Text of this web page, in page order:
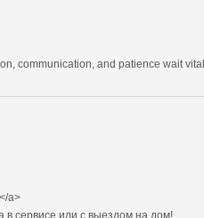
communication, and patience wait
a>
в сервисе или с выездом на дом!